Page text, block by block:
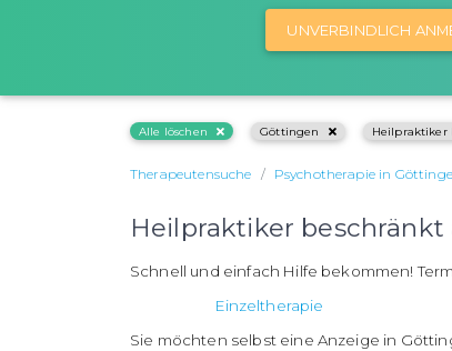
UNVERBINDLICH
Alle löschen Göttingen Heilpraktiker
Therapeutensuche Psychotherapie in
Heilpraktiker
Schnell und einfach Hilfe bekommen!
Einzeltherapie
Sie möchten selbst eine Anzeige in